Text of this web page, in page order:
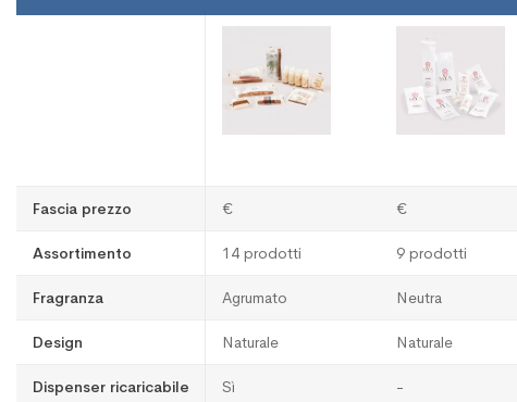
Fascia prezzo € €
Assortimento 14 prodotti 9 prodotti
Fragranza Agrumato Neutra
Design Naturale Naturale
Dispenser ricaricabile Sì -